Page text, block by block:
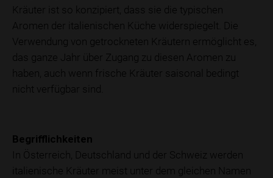
Kräuter ist so konzipiert, dass sie die typischen
Aromen der italienischen Küche widerspiegelt. Die
Verwendung von getrockneten Kräutern ermöglicht es,
das ganze Jahr über Zugang zu diesen Aromen zu
haben, auch wenn frische Kräuter saisonal bedingt
nicht verfügbar sind.
Begrifflichkeiten
In Österreich, Deutschland und der Schweiz werden
italienische Kräuter meist unter dem gleichen Namen